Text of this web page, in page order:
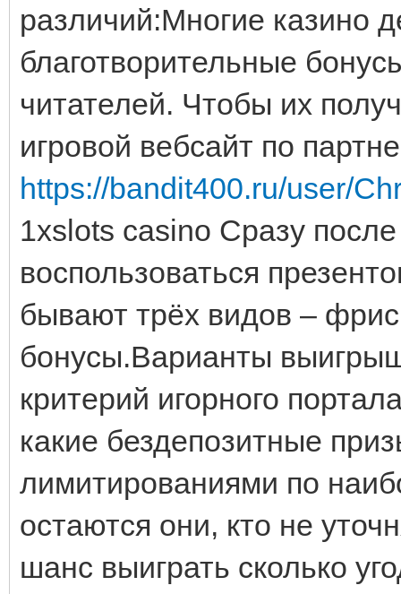
различий:Многие казино
благотворительные
читателей. Чтобы их
игровой вебсайт по
https://bandit400.ru/user/
1xslots casino Сразу
воспользоваться
бывают трёх видов –
бонусы.Варианты
критерий игорного
какие бездепозитные
лимитированиями по
остаются они, кто не
шанс выиграть сколько